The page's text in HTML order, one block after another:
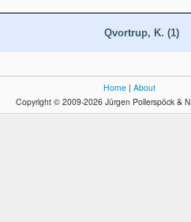
Qvortrup, K. (1)
Home | About
Copyright © 2009-2026 Jürgen Pollerspöck &